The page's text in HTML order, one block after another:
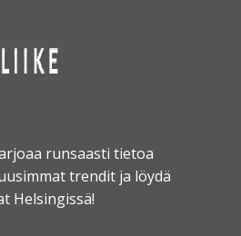
runsaasti tietoa
trendit ja löydä
Helsingissä!